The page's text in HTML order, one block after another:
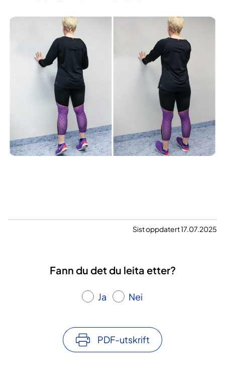
Sist oppdatert 17.07.2025
Fann du det du leita etter?
Ja Nei
PDF-utskrift